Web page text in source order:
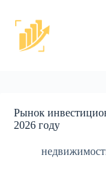
сути
Рынок
2026 году